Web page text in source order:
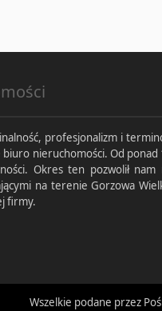
profesjonalizm i
biuro nieruchomości. Od
Okres ten pozwolił
na terenie Gorzowa
firmy.
Wszelkie podane przez